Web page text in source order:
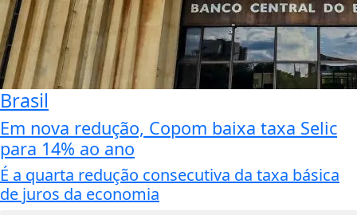
Brasil
Em nova redução, Copom baixa taxa Selic
para 14% ao ano
É a quarta redução consecutiva da taxa básica
de juros da economia